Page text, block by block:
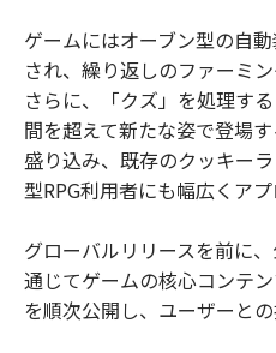
ゲームにはオーブン型の自
され、繰り返しのファーミ
さらに、「クズ」を処理す
間を超えて新たな姿で登場
盛り込み、既存のクッキー
型RPG利用者にも幅広くア
グローバルリリースを前に
通じてゲームの核心コンテ
を順次公開し、ユーザーとの